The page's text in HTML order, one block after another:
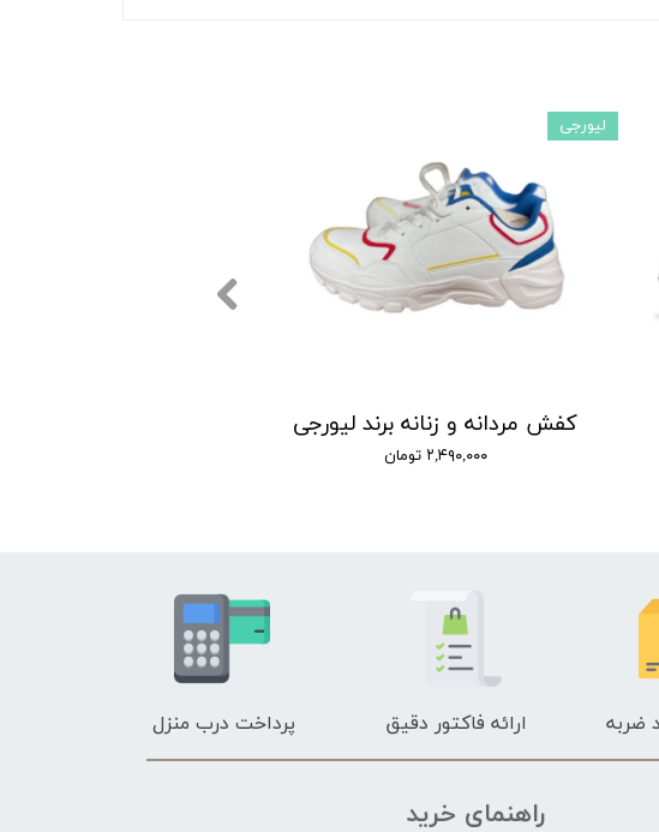
کفش مردانه و زنانه برند لیورجی
۲,۴۹۰,۰۰۰ تومان
لیورجی
ضربه ارائه فاکتور دقیق پرداخت درب منزل
راهنمای خرید